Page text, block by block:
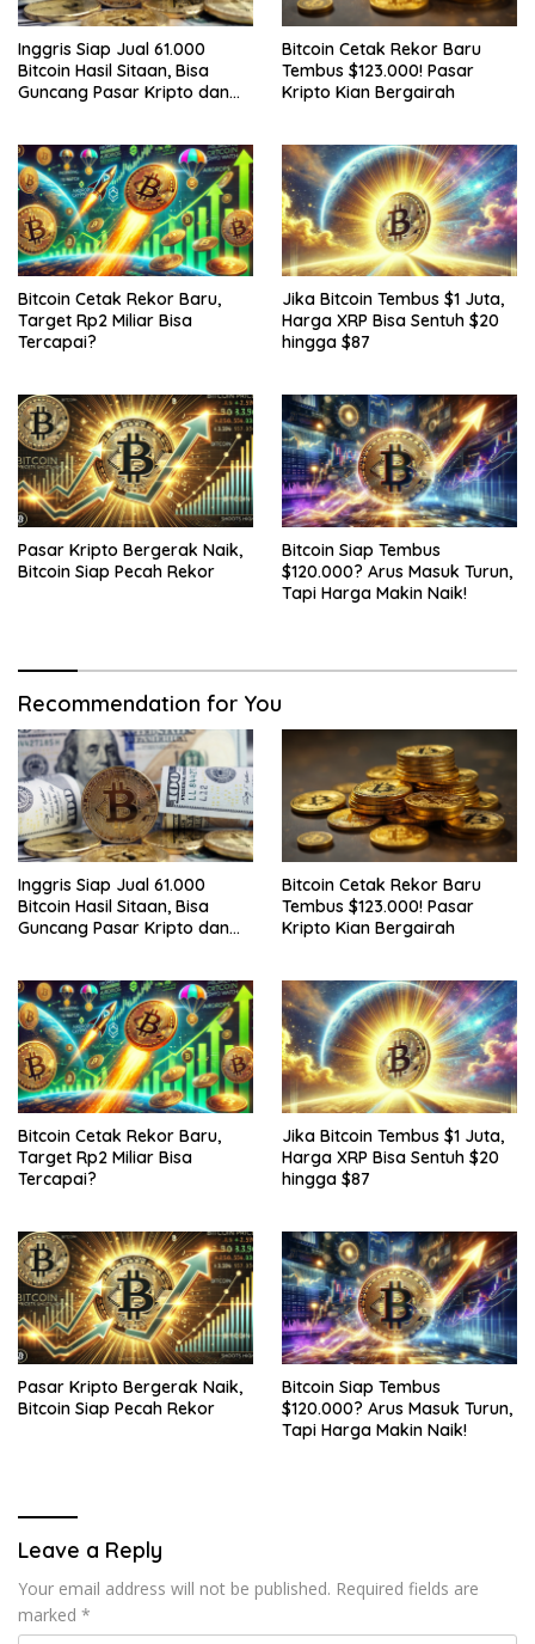
Inggris Siap Jual 61.000
Bitcoin Hasil Sitaan, Bisa
Guncang Pasar Kripto dan
Bitcoin Cetak Rekor Baru
Tembus $123.000! Pasar
Kripto Kian Bergairah
Bitcoin Cetak Rekor Baru,
Target Rp2 Miliar Bisa
Tercapai?
Jika Bitcoin Tembus $1 Juta,
Harga XRP Bisa Sentuh $20
hingga $87
Pasar Kripto Bergerak Naik,
Bitcoin Siap Pecah Rekor
Bitcoin Siap Tembus
$120.000? Arus Masuk Turun,
Tapi Harga Makin Naik!
Recommendation for You
Inggris Siap Jual 61.000
Bitcoin Hasil Sitaan, Bisa
Guncang Pasar Kripto dan
Bitcoin Cetak Rekor Baru
Tembus $123.000! Pasar
Kripto Kian Bergairah
Bitcoin Cetak Rekor Baru,
Target Rp2 Miliar Bisa
Tercapai?
Jika Bitcoin Tembus $1 Juta,
Harga XRP Bisa Sentuh $20
hingga $87
Pasar Kripto Bergerak Naik,
Bitcoin Siap Pecah Rekor
Bitcoin Siap Tembus
$120.000? Arus Masuk Turun,
Tapi Harga Makin Naik!
Leave a Reply
Your email address will not be published. Required fields are
marked *